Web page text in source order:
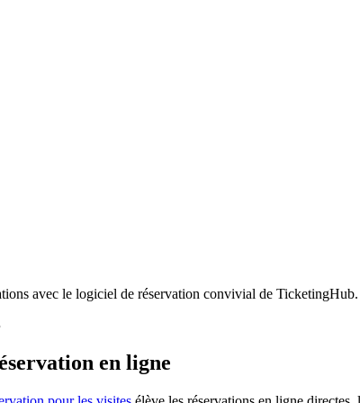
avec le logiciel de réservation convivial de TicketingHub.
en ligne